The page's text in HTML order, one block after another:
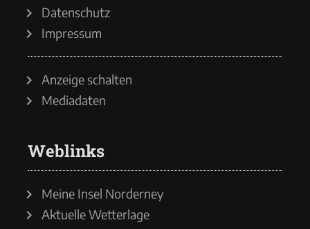
Datenschutz
Impressum
Anzeige schalten
Mediadaten
Weblinks
Meine Insel Norderney
Aktuelle Wetterlage